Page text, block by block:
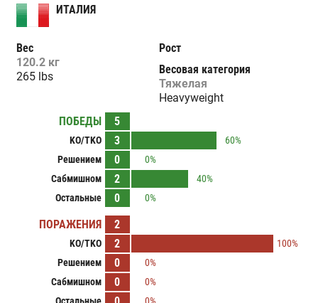
ИТАЛИЯ
Вес
120.2 кг
265 lbs
Рост
Весовая категория
Тяжелая
Heavyweight
ПОБЕДЫ
5
KO/TKO 3
60%
Решением
0
0%
Сабмишном
2
40%
Остальные
0 0%
ПОРАЖЕНИЯ 2
KO/TKO 2
100%
Решением
0
0%
Сабмишном
0
0%